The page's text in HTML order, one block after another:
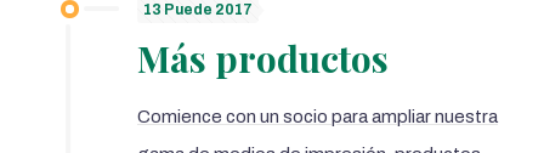
13 Puede 2017
Más productos
Comience con un socio para ampliar nuestra